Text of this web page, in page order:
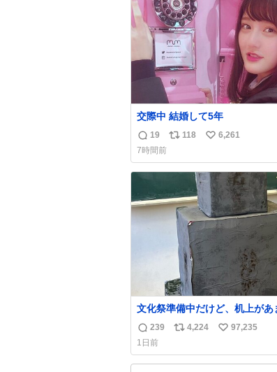
数
交際中 結婚して5年
返
信
数
19
リ
ス
数
118
い
ね
数
6,261
7時間前
文化祭準備中だけど、机上があ
っぽすぎる
返
信
数
239
リ
ス
4,224
い
ね
97,235
1日前